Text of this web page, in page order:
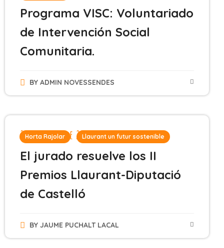
Programa VISC: Voluntariado
de Intervención Social
Comunitaria.
BYADMIN NOVESSENDES
Horta Rajolar Llaurant un futur sostenible
24 de julio de 2024
El jurado resuelve los II
Premios Llaurant-Diputació
de Castelló
BYJAUME PUCHALT LACAL